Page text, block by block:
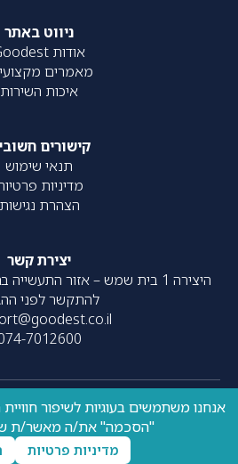
ניווט באתר
אודות Goodest
מאמרים
איכות השירות
קישורים
תנאי שימוש
מדיניות
הצהרת נגישות
יצירת קשר
היצירה 1 בית שמש – אזור
להתקשר לפני
7012600
כל הזכויות שמורות – 2020- עוצב על
UpNext
אנחנו משתמשים בעוגיות לשיפור
"הסכמה" את/ה מאשר/ת
מדיניות פרטיות